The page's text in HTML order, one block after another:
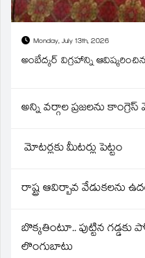
Monday, July 13th, 2026
అంబేద్కర్ విగ్రహాన్ని
అన్ని వర్గాల ప్రజలను
మోటర్లకు మీటర్లు పెట్టం
రాష్ట్ర ఆవిర్బావ
బొక్కతింటూ.. పుట్టిన గడ్డకు
లొంగుబాటు